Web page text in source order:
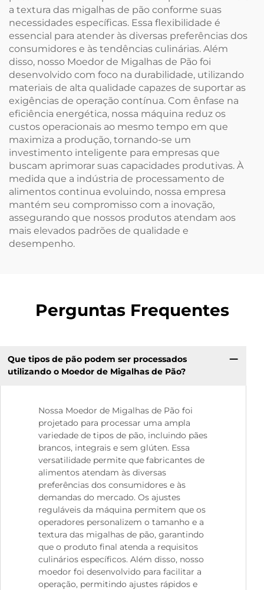
a textura das migalhas de pão conforme suas
necessidades específicas. Essa flexibilidade é
essencial para atender às diversas preferências dos
consumidores e às tendências culinárias. Além
disso, nosso Moedor de Migalhas de Pão foi
desenvolvido com foco na durabilidade, utilizando
materiais de alta qualidade capazes de suportar as
exigências de operação contínua. Com ênfase na
eficiência energética, nossa máquina reduz os
custos operacionais ao mesmo tempo em que
maximiza a produção, tornando-se um
investimento inteligente para empresas que
buscam aprimorar suas capacidades produtivas. À
medida que a indústria de processamento de
alimentos continua evoluindo, nossa empresa
mantém seu compromisso com a inovação,
assegurando que nossos produtos atendam aos
mais elevados padrões de qualidade e
desempenho.
Perguntas Frequentes
Que tipos de pão podem ser processados
utilizando o Moedor de Migalhas de Pão?
Nossa Moedor de Migalhas de Pão foi
projetado para processar uma ampla
variedade de tipos de pão, incluindo pães
brancos, integrais e sem glúten. Essa
versatilidade permite que fabricantes de
alimentos atendam às diversas
preferências dos consumidores e às
demandas do mercado. Os ajustes
reguláveis da máquina permitem que os
operadores personalizem o tamanho e a
textura das migalhas de pão, garantindo
que o produto final atenda a requisitos
culinários específicos. Além disso, nosso
moedor foi desenvolvido para facilitar a
operação, permitindo ajustes rápidos e